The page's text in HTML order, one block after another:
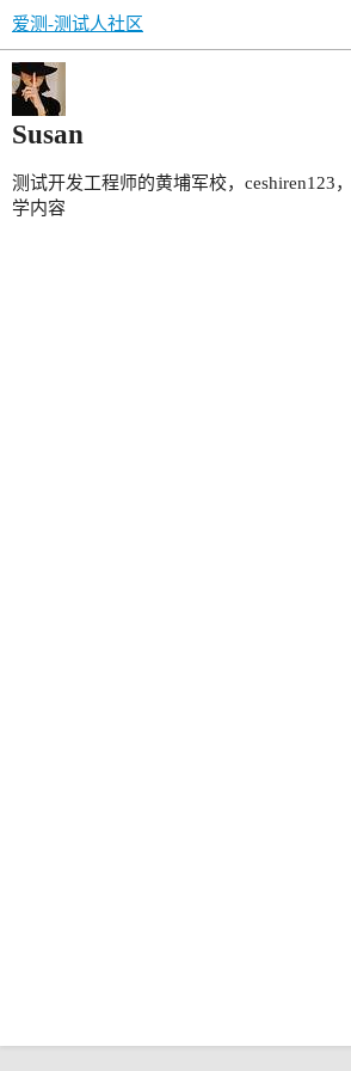
爱测-测试人社区
Susan
测试开发工程师的黄埔军校，ceshiren123
学内容